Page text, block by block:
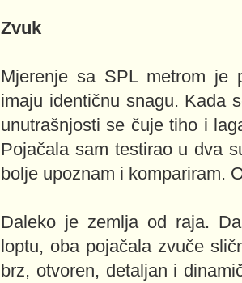
Zvuk
Mjerenje sa SPL metrom je
imaju identičnu snagu. Kada
unutrašnjosti se čuje tiho i
Pojačala sam testirao u dva
bolje upoznam i kompariram.
Daleko je zemlja od raja.
loptu, oba pojačala zvuče
brz, otvoren, detaljan i